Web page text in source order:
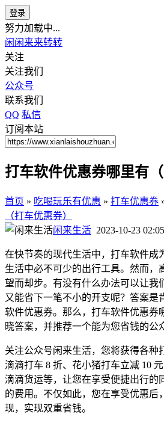
登录
努力加载中...
闲闲来来转转
关注
关注我们
公众号
联系我们
QQ 私信
订阅本站
打车软件优惠券哪里有（
首页 » 吃喝玩乐有优惠 » 打车优惠券
（打车优惠券）
闲来生活 2023-10-23 02:05
在快节奏的现代生活中，打车软件成
生活中必不可少的出行工具。然而，
望而却步。有没有什么办法可以让我
又能省下一笔不小的开支呢？答案是
软件优惠券。那么，打车软件优惠券
晓答案，并推荐一个能为您省钱的
关注公众号闲来生活，您将获得各种
滴滴打车 8 折、花小猪打车立减 10
滴滴货运等，让您在享受便捷出行的
的费用。不仅如此，您在享受优惠后
现，实现双重省钱。